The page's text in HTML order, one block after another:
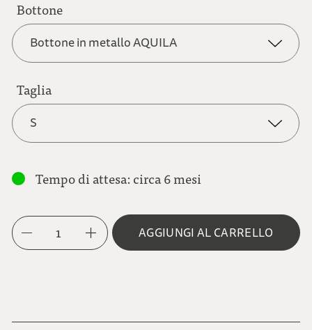
grigio marrone
blu scuro
Fiore rosso
Melange nero-bianco
Bottone
Bottone in metallo AQUILA
Bottone in metallo FIORE
Taglia
S
L
Tempo di attesa: circa 6 mesi
1 AGGIUNGI AL CARRELLO